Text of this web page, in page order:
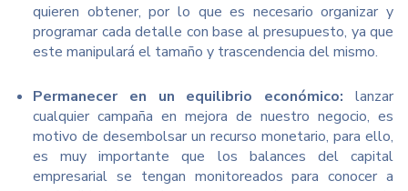
quieren obtener, por lo que es necesario organizar y
programar cada detalle con base al presupuesto, ya que
este manipulará el tamaño y trascendencia del mismo.
Permanecer en un equilibrio económico: lanzar
cualquier campaña en mejora de nuestro negocio, es
motivo de desembolsar un recurso monetario, para ello,
es muy importante que los balances del capital
empresarial se tengan monitoreados para conocer a